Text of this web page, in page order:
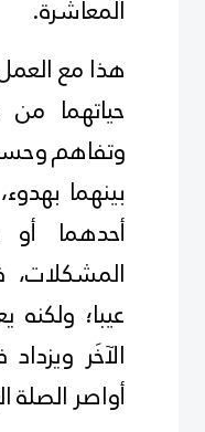
المعاشرة.
هذا مع
حياتهما
وتفاهم
بينهما
أحدهما أو
المشكلات،
عيبا؛
الآخَر
أواصر الصلة